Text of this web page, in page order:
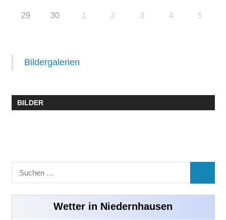
29 30 1 2 3 4 5
Bildergalerien
BILDER
nach:
Wetter in Niedernhausen